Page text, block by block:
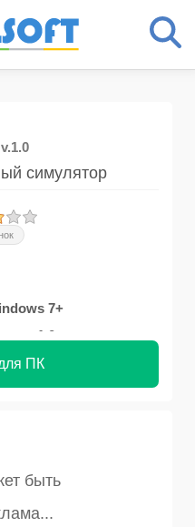
v.1.0
симулятор
7+
1.0
ПК